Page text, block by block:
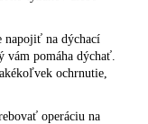
napojiť na dýchací
pomáha dýchať.
ochrnutie,
operáciu na